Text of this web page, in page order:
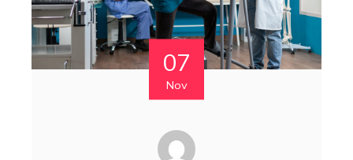
07
Nov